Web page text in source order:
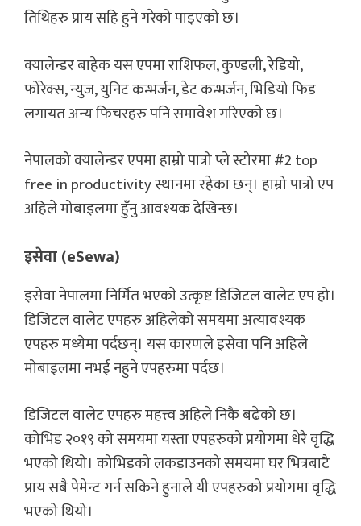
तिथिहरु प्राय सहि हुने गरेको पाइएको छ।
क्यालेन्डर बाहेक यस एपमा राशिफल, कुण्डली, रेडियो,
फोरेक्स, न्युज, युनिट कन्भर्जन, डेट कन्भर्जन, भिडियो फिड
लगायत अन्य फिचरहरु पनि समावेश गरिएकाे छ।
नेपालको क्यालेन्डर एपमा हाम्रो पात्रो प्ले स्टोरमा #2 top
free in productivity स्थानमा रहेका छन्। हाम्रो पात्रो एप
अहिले मोबाइलमा हुँनु आवश्यक देखिन्छ।
इसेवा (eSewa)
इसेवा नेपालमा निर्मित भएकाे उत्कृष्ट डिजिटल वालेट एप हो।
डिजिटल वालेट एपहरु अहिलेको समयमा अत्यावश्यक
एपहरु मध्येमा पर्दछन्। यस कारणले इसेवा पनि अहिले
मोबाइलमा नभई नहुने एपहरुमा पर्दछ।
डिजिटल वालेट एपहरु महत्त्व अहिले निकै बढेको छ।
कोभिड २०१९ को समयमा यस्ता एपहरुको प्रयोगमा धेरै वृद्धि
भएको थियो। कोभिडको लकडाउनको समयमा घर भित्रबाटै
प्राय सबै पेमेन्ट गर्न सकिने हुनाले यी एपहरुको प्रयोगमा वृद्धि
भएको थियो।